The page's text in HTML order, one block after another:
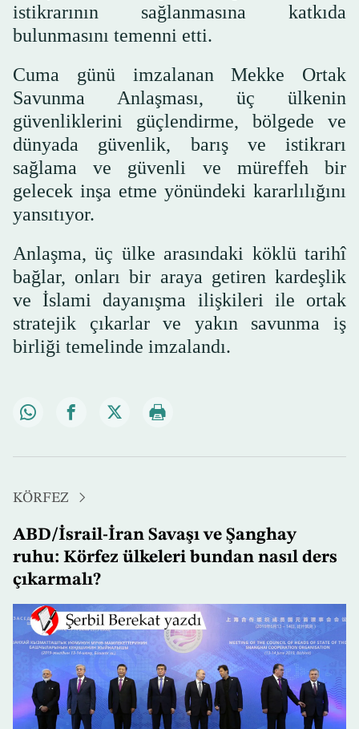
istikrarının sağlanmasına katkıda
bulunmasını temenni etti.
Cuma günü imzalanan Mekke Ortak
Savunma Anlaşması, üç ülkenin
güvenliklerini güçlendirme, bölgede ve
dünyada güvenlik, barış ve istikrarı
sağlama ve güvenli ve müreffeh bir
gelecek inşa etme yönündeki kararlılığını
yansıtıyor.
Anlaşma, üç ülke arasındaki köklü tarihî
bağlar, onları bir araya getiren kardeşlik
ve İslami dayanışma ilişkileri ile ortak
stratejik çıkarlar ve yakın savunma iş
birliği temelinde imzalandı.
KÖRFEZ
ABD/İsrail-İran Savaşı ve Şanghay
ruhu: Körfez ülkeleri bundan nasıl ders
çıkarmalı?